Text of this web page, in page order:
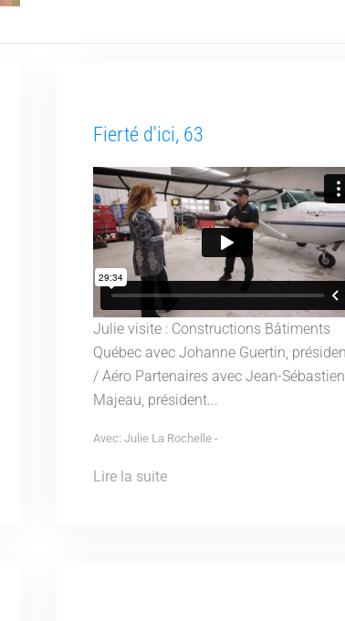
Fierté d'ici, 63
Julie visite : Constructions Bâtiments
Québec avec Johanne Guertin,
/ Aéro Partenaires avec Jean-Sébastien
Majeau, président...
Avec: Julie La Rochelle -
Lire la suite